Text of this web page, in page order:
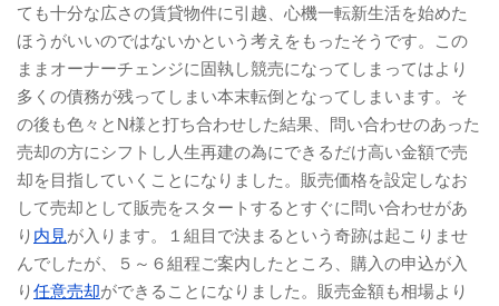
ても十分な広さの賃貸物件に引越、心機一転新生活を始めた
ほうがいいのではないかという考えをもったそうです。この
ままオーナーチェンジに固執し競売になってしまってはより
多くの債務が残ってしまい本末転倒となってしまいます。そ
の後も色々とN様と打ち合わせした結果、問い合わせのあった
売却の方にシフトし人生再建の為にできるだけ高い金額で売
却を目指していくことになりました。販売価格を設定しなお
して売却として販売をスタートするとすぐに問い合わせがあ
り 内見が入ります。１組目で決まるという奇跡は起こりませ
んでしたが、５～６組程ご案内したところ、購入の申込が入
り任意売却ができることになりました。販売金額も相場より